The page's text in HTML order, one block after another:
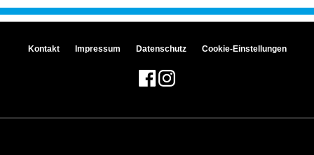
Kontakt Impressum Datenschutz Cookie-Einstellungen